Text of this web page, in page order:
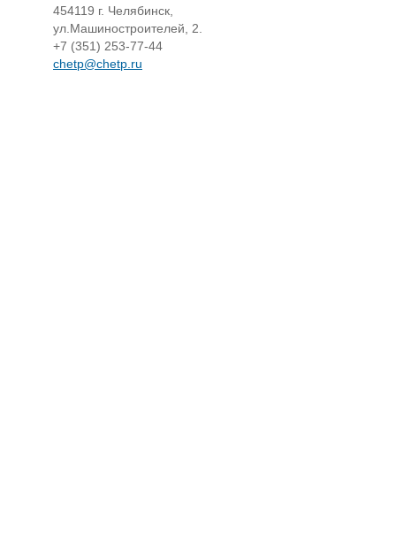
454119 г. Челябинск,
ул.Машиностроителей, 2.
+7 (351) 253-77-44
chetp@chetp.ru